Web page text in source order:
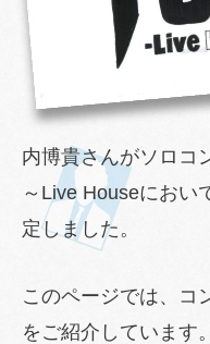
内博貴さんがソロコ
～Live Houseにおい
定しました。
このページでは、コ
をご紹介しています